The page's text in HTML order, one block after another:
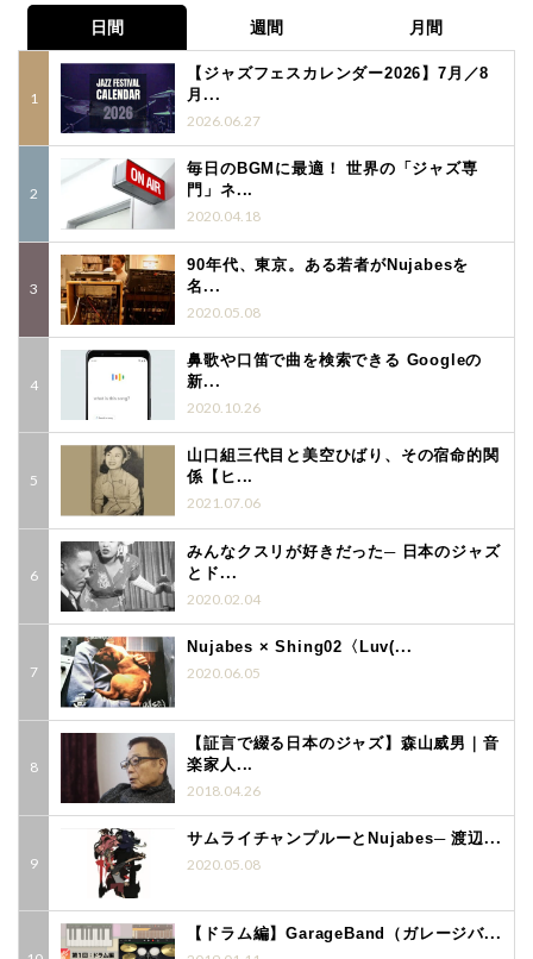
日間 週間 月間
【ジャズフェスカレンダー2026】7月／8
月...
2026.06.27
毎日のBGMに最適！ 世界の「ジャズ専
門」ネ...
2020.04.18
90年代、東京。ある若者がNujabesを
名...
2020.05.08
鼻歌や口笛で曲を検索できる Googleの
新...
2020.10.26
山口組三代目と美空ひばり、その宿命的関
係【ヒ...
2021.07.06
みんなクスリが好きだった─ 日本のジャズ
とド...
2020.02.04
Nujabes × Shing02〈Luv(...
2020.06.05
【証言で綴る日本のジャズ】森山威男｜音
楽家人...
2018.04.26
サムライチャンプルーとNujabes─ 渡辺...
2020.05.08
【ドラム編】GarageBand（ガレージバ...